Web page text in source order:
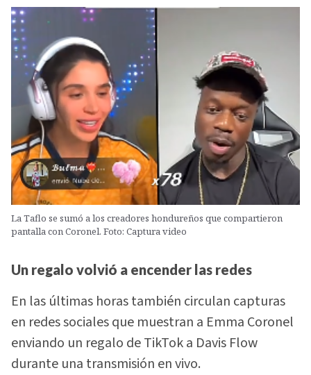
La Taflo se sumó a los creadores hondureños que compartieron
pantalla con Coronel. Foto: Captura video
Un regalo volvió a encender las redes
En las últimas horas también circulan capturas
en redes sociales que muestran a Emma Coronel
enviando un regalo de TikTok a Davis Flow
durante una transmisión en vivo.